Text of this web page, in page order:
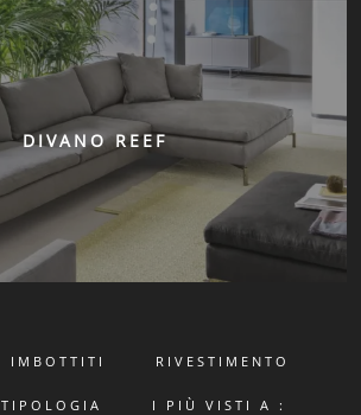
DIVANO REEF
IMBOTTITI RIVESTIMENTO
TIPOLOGIA I PIÙ VISTI A :